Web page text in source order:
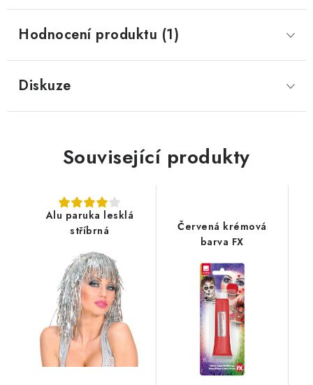
Hodnocení produktu (1)
Diskuze
Související produkty
Alu paruka lesklá
stříbrná
Červená krémová
barva FX